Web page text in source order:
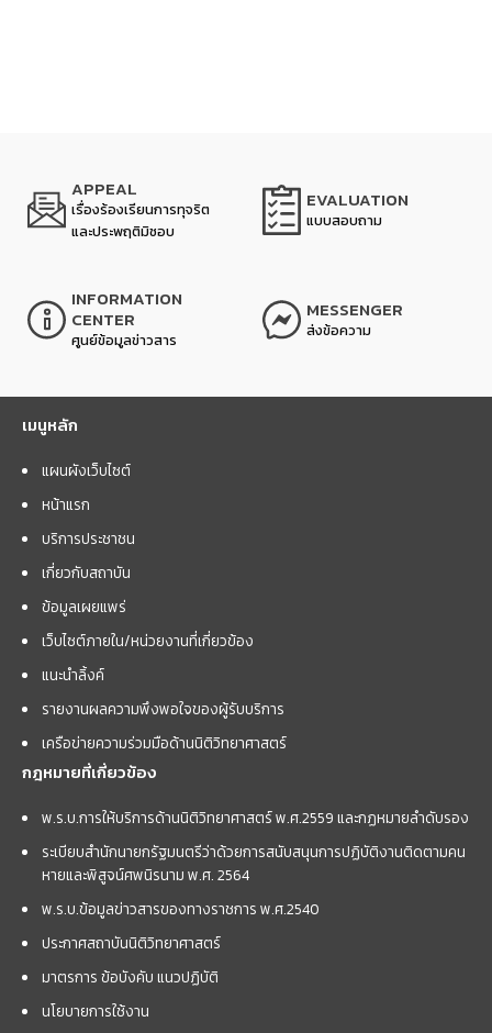
APPEAL
เรื่องร้องเรียนการทุจริต
และประพฤติมิชอบ
EVALUATION
แบบสอบถาม
INFORMATION
CENTER
ศูนย์ข้อมูลข่าวสาร
MESSENGER
ส่งข้อความ
เมนูหลัก
แผนผังเว็บไซต์
หน้าแรก
บริการประชาชน
เกี่ยวกับสถาบัน
ข้อมูลเผยแพร่
เว็บไซต์ภายใน/หน่วยงานที่เกี่ยวข้อง
แนะนำลิ้งค์
รายงานผลความพึงพอใจของผู้รับบริการ
เครือข่ายความร่วมมือด้านนิติวิทยาศาสตร์
กฎหมายที่เกี่ยวข้อง
พ.ร.บ.การให้บริการด้านนิติวิทยาศาสตร์ พ.ศ.2559 และกฏหมายลำดับรอง
ระเบียบสำนักนายกรัฐมนตรีว่าด้วยการสนับสนุนการปฏิบัติงานติดตามคน
หายและพิสูจน์ศพนิรนาม พ.ศ. 2564
พ.ร.บ.ข้อมูลข่าวสารของทางราชการ พ.ศ.2540
ประกาศสถาบันนิติวิทยาศาสตร์
มาตรการ ข้อบังคับ แนวปฏิบัติ
นโยบายการใช้งาน